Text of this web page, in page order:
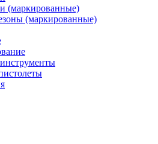
(маркированные)
(маркированные)